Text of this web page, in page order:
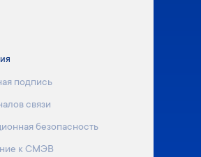
подпись
связи
безопасность
к СМЭВ